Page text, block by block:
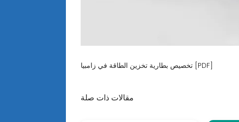
تخصيص بطارية تخزين الطاقة في زامبيا [PDF]
مقالات ذات صلة